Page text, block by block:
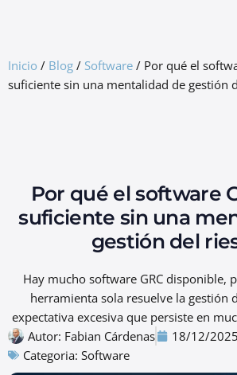
Inicio / Blog / Software / Por qué el
suficiente sin una mentalidad de gestión
Por qué el software
suficiente sin una
gestión del
Hay mucho software GRC disponible,
herramienta sola resuelve la gestión
expectativa excesiva que persiste en
Autor: Fabian Cárdenas
18/12/2025
Categoria: Software